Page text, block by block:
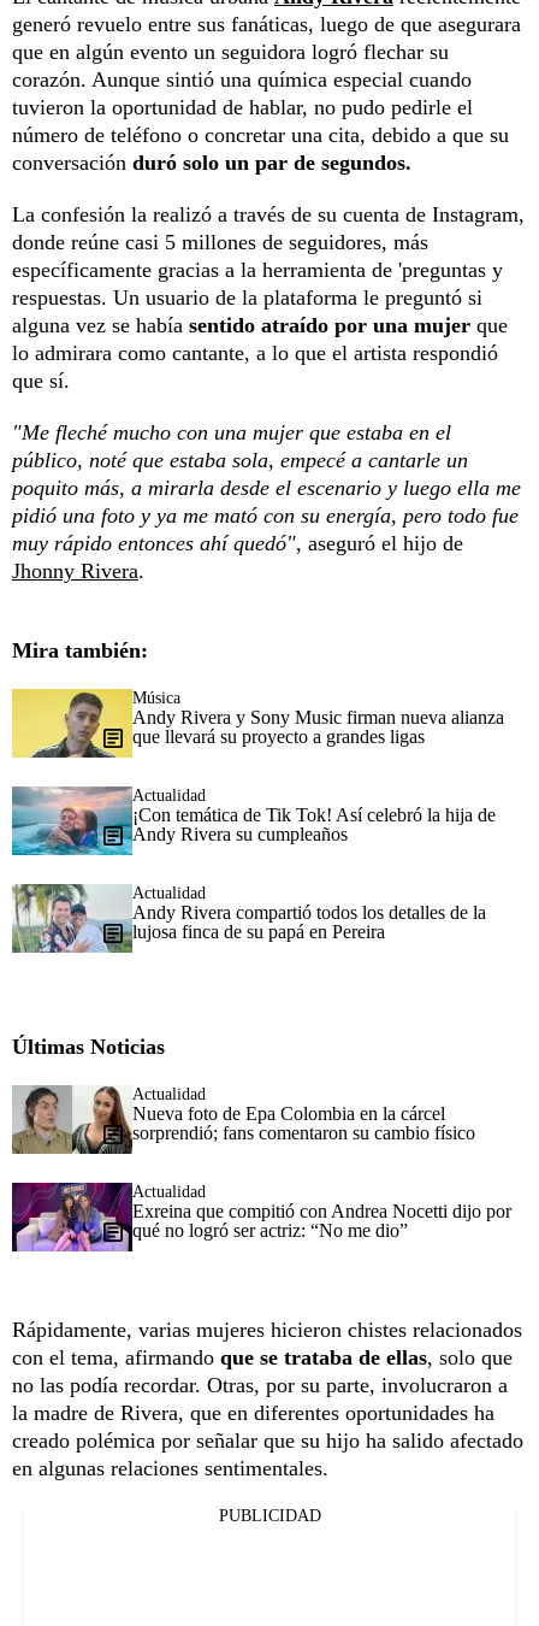
generó revuelo entre sus fanáticas, luego de que asegurara
que en algún evento un seguidora logró flechar su
corazón. Aunque sintió una química especial cuando
tuvieron la oportunidad de hablar, no pudo pedirle el
número de teléfono o concretar una cita, debido a que su
conversación duró solo un par de segundos.
La confesión la realizó a través de su cuenta de Instagram,
donde reúne casi 5 millones de seguidores, más
específicamente gracias a la herramienta de 'preguntas y
respuestas. Un usuario de la plataforma le preguntó si
alguna vez se había sentido atraído por una mujer que
lo admirara como cantante, a lo que el artista respondió
que sí.
"Me fleché mucho con una mujer que estaba en el
público, noté que estaba sola, empecé a cantarle un
poquito más, a mirarla desde el escenario y luego ella me
pidió una foto y ya me mató con su energía, pero todo fue
muy rápido entonces ahí quedó", aseguró el hijo de
Jhonny Rivera.
Mira también:
Música
Andy Rivera y Sony Music firman nueva alianza
que llevará su proyecto a grandes ligas
Actualidad
¡Con temática de Tik Tok! Así celebró la hija de
Andy Rivera su cumpleaños
Actualidad
Andy Rivera compartió todos los detalles de la
lujosa finca de su papá en Pereira
Últimas Noticias
Actualidad
Nueva foto de Epa Colombia en la cárcel
sorprendió; fans comentaron su cambio físico
Actualidad
Exreina que compitió con Andrea Nocetti dijo por
qué no logró ser actriz: “No me dio”
Rápidamente, varias mujeres hicieron chistes relacionados
con el tema, afirmando que se trataba de ellas, solo que
no las podía recordar. Otras, por su parte, involucraron a
la madre de Rivera, que en diferentes oportunidades ha
creado polémica por señalar que su hijo ha salido afectado
en algunas relaciones sentimentales.
PUBLICIDAD